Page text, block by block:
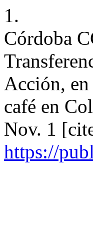
1.
Córdoba
Acción,
café en
Nov. 1
https://